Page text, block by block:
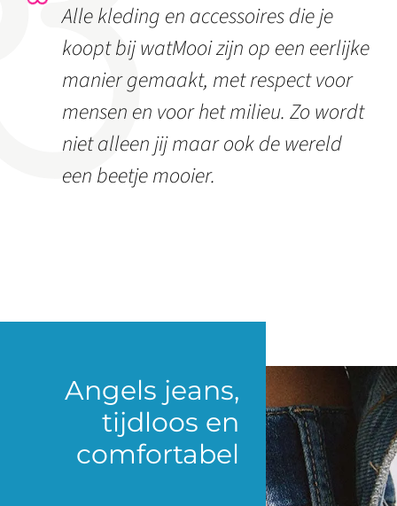
Alle kleding en accessoires die je
koopt bij watMooi zijn op een eerlijke
manier gemaakt, met respect voor
mensen en voor het milieu. Zo wordt
niet alleen jij maar ook de wereld
een beetje mooier.
Angels jeans,
tijdloos en
comfortabel